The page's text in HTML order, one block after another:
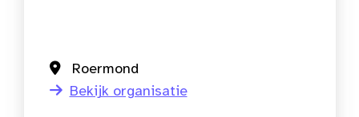
Roermond
Bekijk organisatie